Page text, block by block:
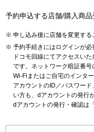
予約申込する店舗/購入商品
申し込み後に店舗を変更する
予約手続きにはログインが必
ドコモ回線にてアクセスい
です。ネットワーク暗証番号
Wi-Fiまたはご自宅のインタ
アカウントのID／パスワー
い方も、dアカウントの発行
dアカウントの発行・確認は「